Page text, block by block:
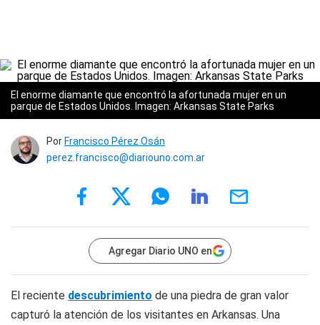
El enorme diamante que encontró la afortunada mujer en un
parque de Estados Unidos.
Imagen: Arkansas State Parks
Por Francisco Pérez Osán
perez.francisco@diariouno.com.ar
Agregar Diario UNO en
El reciente descubrimiento de una piedra de gran valor
capturó la atención de los visitantes en Arkansas. Una